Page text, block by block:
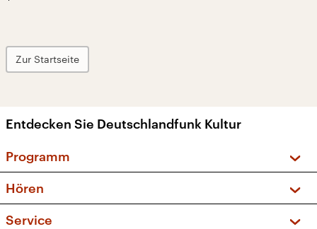
Zur Startseite
Entdecken Sie Deutschlandfunk Kultur
Programm
Sendungen und Podcasts
Hören
Service